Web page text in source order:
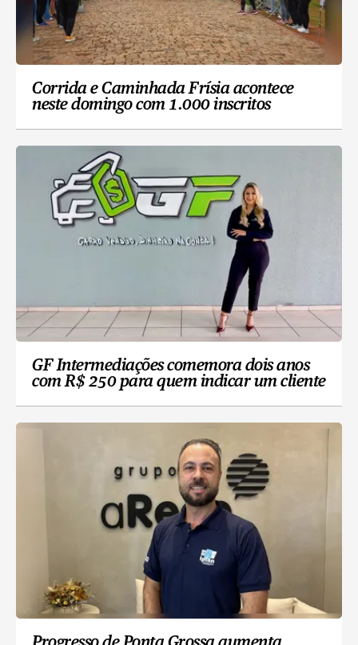
Corrida e Caminhada Frísia acontece
neste domingo com 1.000 inscritos
GF Intermediações comemora dois anos
com R$ 250 para quem indicar um cliente